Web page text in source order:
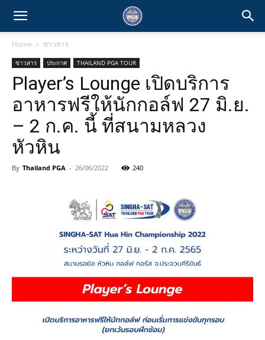
Home ข่าวสาร
ข่าวสาร ประกาศ THAILAND PGA TOUR
Player’s Lounge เปิดบริการ
อาหารฟรีให้นักกอล์ฟ 27 มิ.ย.
– 2 ก.ค. นี้ ที่สนามหลวง
หัวหิน
By Thailand PGA - 26/06/2022 240